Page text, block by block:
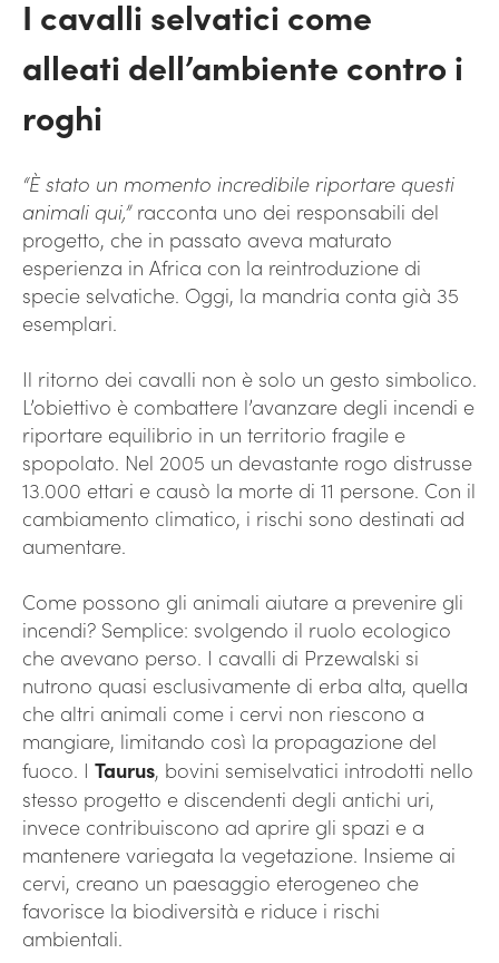
I cavalli selvatici come
alleati dell’ambiente contro i
roghi
“È stato un momento incredibile riportare questi
animali qui,”racconta uno dei responsabili del
progetto, che in passato aveva maturato
esperienza in Africa con la reintroduzione di
specie selvatiche. Oggi, la mandria conta già 35
esemplari.
Il ritorno dei cavalli non è solo un gesto simbolico.
L’obiettivo è combattere l’avanzare degli incendi e
riportare equilibrio in un territorio fragile e
spopolato. Nel 2005 un devastante rogo distrusse
13.000 ettari e causò la morte di 11 persone. Con il
cambiamento climatico, i rischi sono destinati ad
aumentare.
Come possono gli animali aiutare a prevenire gli
incendi? Semplice: svolgendo il ruolo ecologico
che avevano perso. I cavalli di Przewalski si
nutrono quasi esclusivamente di erba alta, quella
che altri animali come i cervi non riescono a
mangiare, limitando così la propagazione del
fuoco. I Taurus, bovini semiselvatici introdotti nello
stesso progetto e discendenti degli antichi uri,
invece contribuiscono ad aprire gli spazi e a
mantenere variegata la vegetazione. Insieme ai
cervi, creano un paesaggio eterogeneo che
favorisce la biodiversità e riduce i rischi
ambientali.